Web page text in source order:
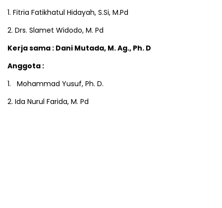
1. Fitria Fatikhatul Hidayah, S.Si, M.Pd
2. Drs. Slamet Widodo, M. Pd
Kerja sama : Dani Mutada, M. Ag., Ph. D
Anggota :
1. Mohammad Yusuf, Ph. D.
2. Ida Nurul Farida, M. Pd